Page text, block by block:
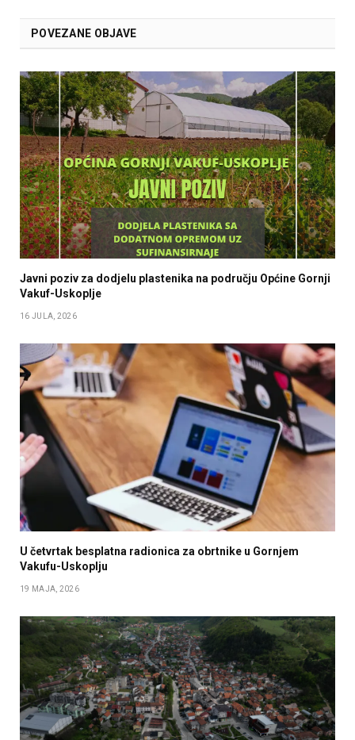
POVEZANE OBJAVE
Javni poziv za dodjelu plastenika na području Općine Gornji
Vakuf-Uskoplje
16 JULA, 2026
U četvrtak besplatna radionica za obrtnike u Gornjem
Vakufu-Uskoplju
19 MAJA, 2026